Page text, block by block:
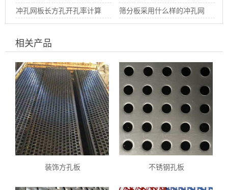
一般应用在哪些地方
的好
冲孔网板长方孔开孔率计算
公式（带图）
筛分板采用什么样的冲孔网
板生产
相关产品
装饰方孔板 不锈钢孔板